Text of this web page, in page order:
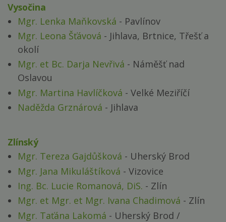
Vysočina
Mgr. Lenka Maňkovská - Pavlínov
Mgr. Leona Šťávová - Jihlava, Brtnice, Třešť a
okolí
Mgr. et Bc. Darja Nevřivá - Náměšť nad
Oslavou
Mgr. Martina Havlíčková - Velké Meziříčí
Naděžda Grznárová - Jihlava
Zlínský
Mgr. Tereza Gajdůšková - Uherský Brod
Mgr. Jana Mikuláštíková - Vizovice
Ing. Bc. Lucie Romanová, DiS. - Zlín
Mgr. et Mgr. et Mgr. Ivana Chadimová - Zlín
Mgr. Taťána Lakomá - Uherský Brod /